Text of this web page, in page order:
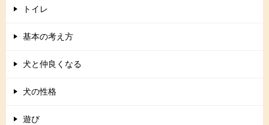
トイレ
基本の考え方
犬と仲良くなる
犬の性格
遊び